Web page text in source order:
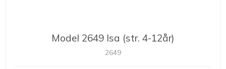
Model 2649 Isa (str. 4-12år)
2649